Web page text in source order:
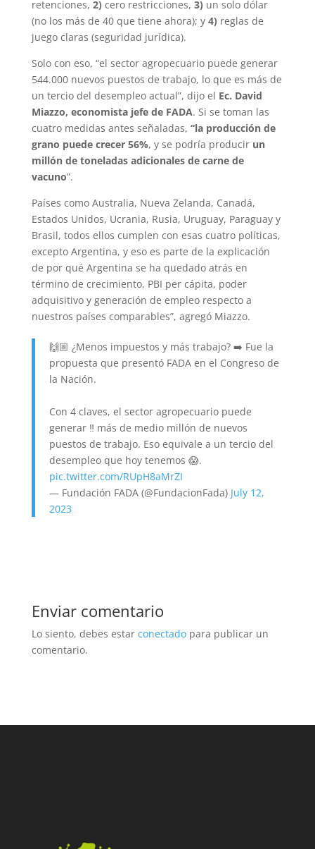
retenciones, 2) cero restricciones, 3) un solo dólar
(no los más de 40 que tiene ahora); y 4) reglas de
juego claras (seguridad jurídica).
Solo con eso, “el sector agropecuario puede generar
544.000 nuevos puestos de trabajo, lo que es más de
un tercio del desempleo actual”, dijo el Ec. David
Miazzo, economista jefe de FADA. Si se toman las
cuatro medidas antes señaladas, “la producción de
grano puede crecer 56%, y se podría producir un
millón de toneladas adicionales de carne de
vacuno”.
Países como Australia, Nueva Zelanda, Canadá,
Estados Unidos, Ucrania, Rusia, Uruguay, Paraguay y
Brasil, todos ellos cumplen con esas cuatro políticas,
excepto Argentina, y eso es parte de la explicación
de por qué Argentina se ha quedado atrás en
término de crecimiento, PBI per cápita, poder
adquisitivo y generación de empleo respecto a
nuestros países comparables”, agregó Miazzo.
🙌🏼 ¿Menos impuestos y más trabajo? ➡️ Fue la
propuesta que presentó FADA en el Congreso de
la Nación.
Con 4 claves, el sector agropecuario puede
generar ‼️ más de medio millón de nuevos
puestos de trabajo. Eso equivale a un tercio del
desempleo que hoy tenemos 😱.
pic.twitter.com/RUpH8aMrZI
— Fundación FADA (@FundacionFada) July 12,
2023
Enviar comentario
Lo siento, debes estar conectadopara publicar un
comentario.